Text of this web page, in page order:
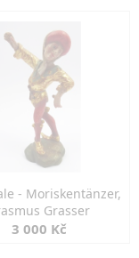
- Moriskentänzer,
Grasser
3 000 Kč